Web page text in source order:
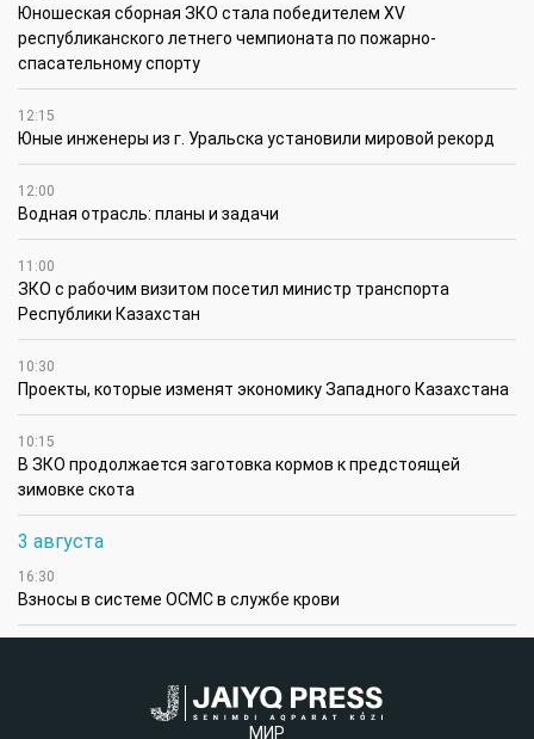
Юношеская сборная ЗКО стала победителем XV
республиканского летнего чемпионата по пожарно-
спасательному спорту
12:15
Юные инженеры из г. Уральска установили мировой рекорд
12:00
Водная отрасль: планы и задачи
11:00
ЗКО с рабочим визитом посетил министр транспорта
Республики Казахстан
10:30
Проекты, которые изменят экономику Западного Казахстана
10:15
В ЗКО продолжается заготовка кормов к предстоящей
зимовке скота
3 августа
16:30
Взносы в системе ОСМС в службе крови
МИР